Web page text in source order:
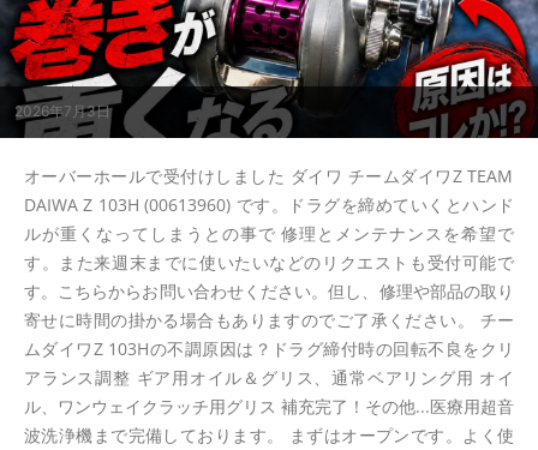
2026年7月3日
オーバーホールで受付けしました ダイワ チームダイワZ TEAM
DAIWA Z 103H (00613960) です。ドラグを締めていくとハンド
ルが重くなってしまうとの事で 修理とメンテナンスを希望で
す。また来週末までに使いたいなどのリクエストも受付可能で
す。こちらからお問い合わせください。但し、修理や部品の取り
寄せに時間の掛かる場合もありますのでご了承ください。 チー
ムダイワZ 103Hの不調原因は？ドラグ締付時の回転不良をクリ
アランス調整 ギア用オイル＆グリス、通常ベアリング用 オイ
ル、ワンウェイクラッチ用グリス 補充完了！その他...医療用超音
波洗浄機まで完備しております。 まずはオープンです。よく使